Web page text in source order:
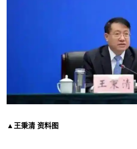
▲王秉清 资料图